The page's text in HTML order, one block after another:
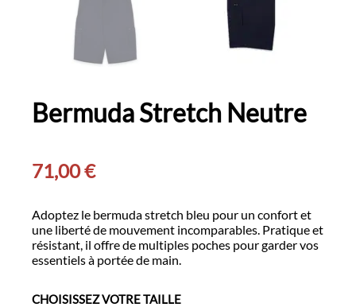
Bermuda Stretch Neutre
71,00€
Adoptez le bermuda stretch bleu pour un confort et
une liberté de mouvement incomparables. Pratique et
résistant, il offre de multiples poches pour garder vos
essentiels à portée de main.
CHOISISSEZ VOTRE TAILLE